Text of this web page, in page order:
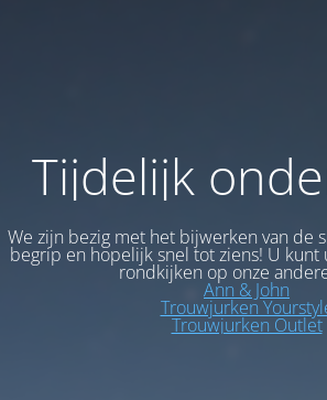
Tijdelijk
We zijn bezig met het bijwerken van de
begrip en hopelijk snel tot ziens! U kunt
rondkijken op onze
Ann & John
Trouwjurken
Trouwjurken Outlet